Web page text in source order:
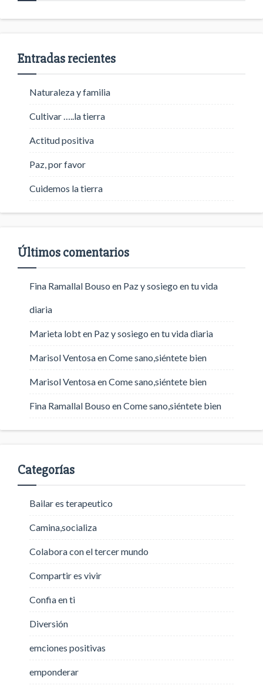
Entradas recientes
Naturaleza y familia
Cultivar …..la tierra
Actitud positiva
Paz, por favor
Cuidemos la tierra
Últimos comentarios
Fina Ramallal Bouso en Paz y sosiego en tu vida
diaria
Marieta lobten Paz y sosiego en tu vida diaria
Marisol VentosaenCome sano,siéntete bien
Marisol VentosaenCome sano,siéntete bien
Fina Ramallal Bouso enCome sano,siéntete bien
Categorías
Bailar es terapeutico
Camina,socializa
Colabora con el tercer mundo
Compartir es vivir
Confia en ti
Diversión
emciones positivas
emponderar